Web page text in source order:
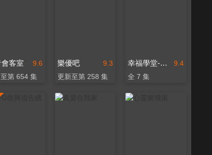
9.6
客室
第 654 集
9.3
樂優吧
更新至第 258 集
9.4
幸福學堂-婚姻家庭
全 7 集